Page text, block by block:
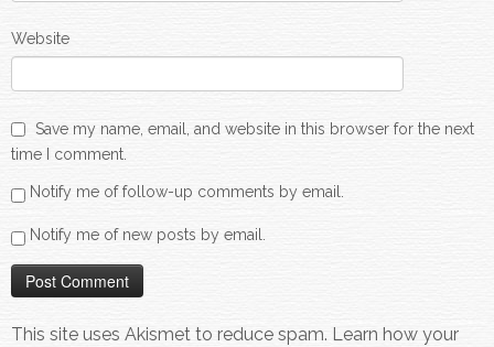
Website
Save my name, email, and website in this browser for the next
time I comment.
Notify me of follow-up comments by email.
Notify me of new posts by email.
This site uses Akismet to reduce spam. Learn how your